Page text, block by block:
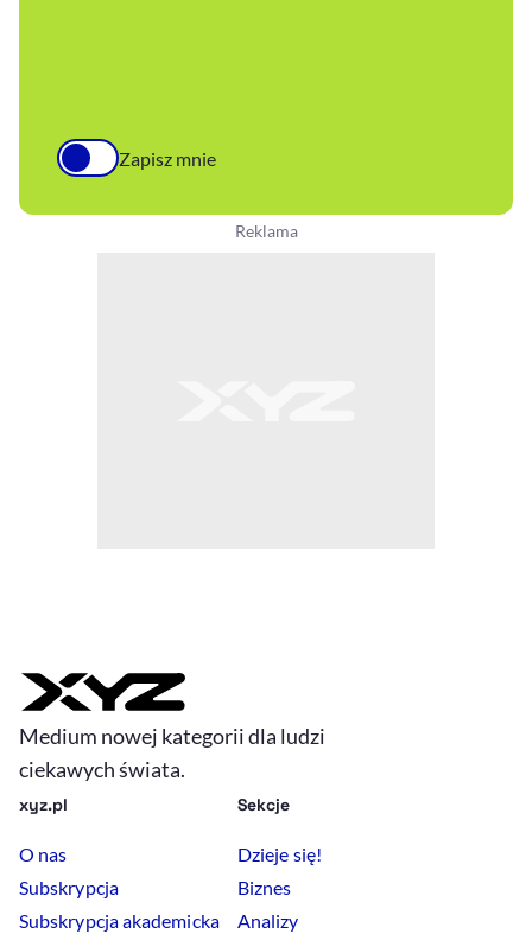
Medium nowej kategorii dla ludzi
ciekawych świata.
xyz.pl
O nas
Subskrypcja
Subskrypcja akademicka
Sekcje
Dzieje się!
Biznes
Analizy